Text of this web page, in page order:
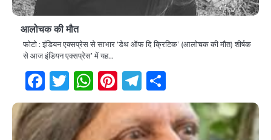
आलोचक की मौत
फोटो : इंडियन एक्सप्रेस से साभार ‘डेथ ऑफ दि क्रिटिक’ (आलोचक की मौत) शीर्षक
से आज इंडियन एक्सप्रेस’ में यह…
Facebook
Twitter
WhatsApp
Pinterest
Telegram